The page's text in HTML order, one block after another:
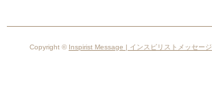
Copyright © Inspirist Message | インスピリストメッセージ